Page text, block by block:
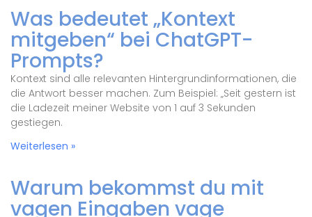
Was bedeutet „Kontext
mitgeben“ bei ChatGPT-
Prompts?
Kontext sind alle relevanten Hintergrundinformationen, die
die Antwort besser machen. Zum Beispiel: „Seit gestern ist
die Ladezeit meiner Website von 1 auf 3 Sekunden
gestiegen.
Weiterlesen »
Warum bekommst du mit
vagen Eingaben vage